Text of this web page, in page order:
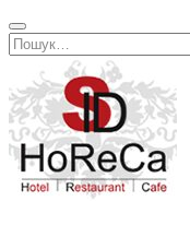
Перейти
к
содержимому
Искать: